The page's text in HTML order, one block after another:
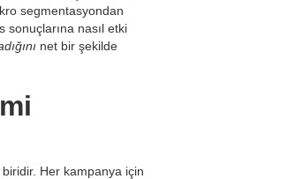
segmentasyondan
nasıl etki
net bir şekilde
Her kampanya için